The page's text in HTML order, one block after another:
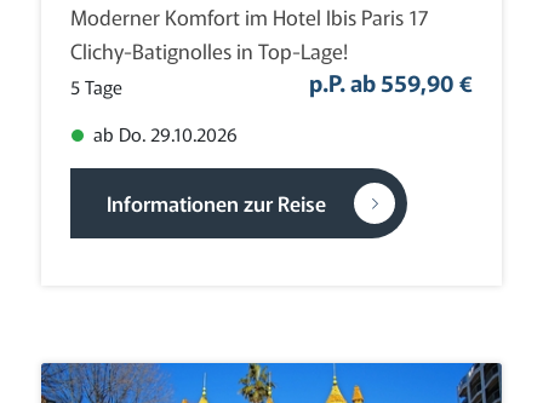
Moderner Komfort im Hotel Ibis Paris 17
Clichy-Batignolles in Top-Lage!
5 Tage
ab Do. 29.10.2026
p.P. ab 559,90 €
Informationen zur Reise